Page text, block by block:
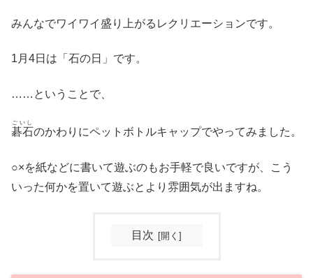
みんなでワイワイ盛り上がるレクリエーションです。
1月4日は「石の日」です。
……ということで、
碁石
ごいし
のかわりにペットボトルキャップでやってみました。
○×を紙などに書いて遊ぶのもお手軽で良いですが、こう
いった何かを置いて遊ぶとより雰囲気が出ますね。
目次